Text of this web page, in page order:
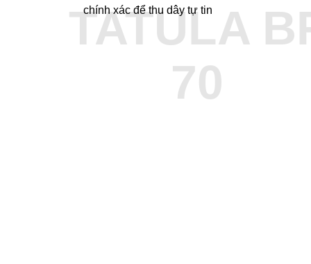
chính xác để thu dây tự tin
TATULA
70